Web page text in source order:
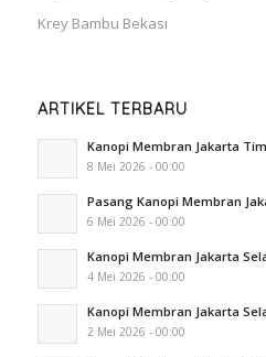
Krey Bambu Bekasi
ARTIKEL TERBARU
Kanopi Membran Jakarta
8 Mei 2026 - 00:00
Pasang Kanopi Membran
6 Mei 2026 - 00:00
Kanopi Membran Jakarta
4 Mei 2026 - 00:00
Kanopi Membran Jakarta
2 Mei 2026 - 00:00